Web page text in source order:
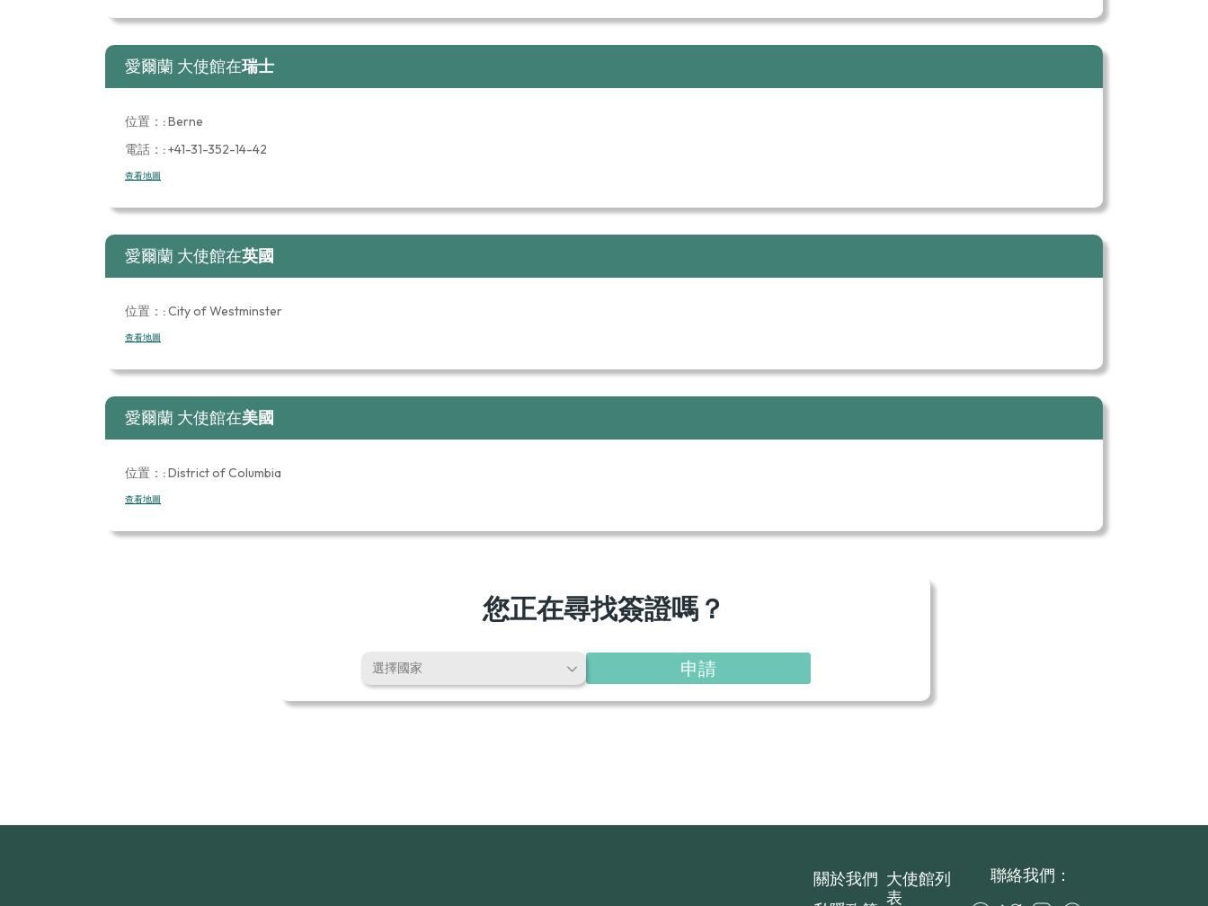
愛爾蘭 大使館在瑞士
位置：:Berne
電話：:+41-31-352-14-42
查看地圖
愛爾蘭 大使館在英國
位置：:City of Westminster
查看地圖
愛爾蘭 大使館在美國
位置：:District of Columbia
查看地圖
您正在尋找簽證嗎？
申請
關於我們 大使館列
表
聯絡我們：